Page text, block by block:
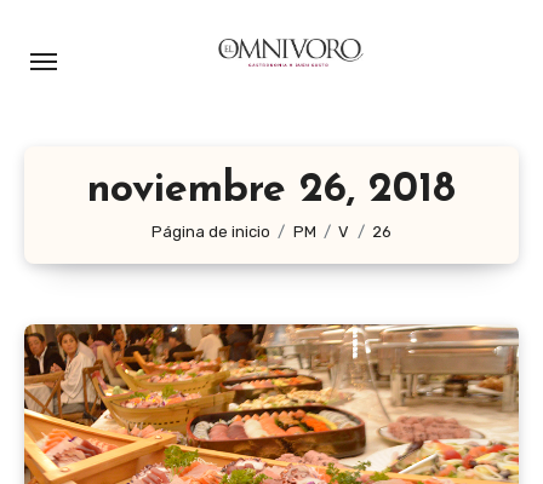
noviembre 26, 2018
Página de inicio PM V 26